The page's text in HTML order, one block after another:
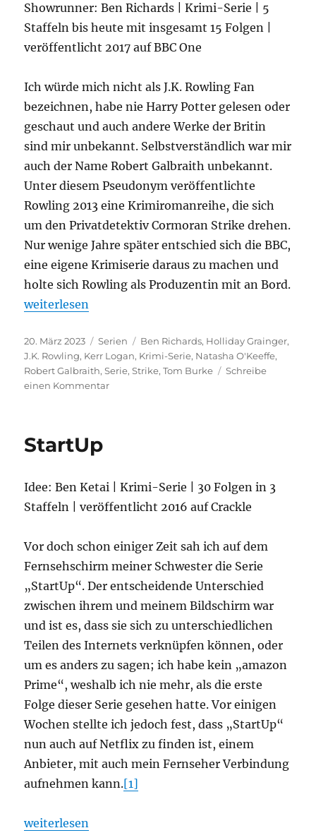
Staffel
2
Showrunner: Ben Richards | Krimi-Serie | 5
Staffeln bis heute mit insgesamt 15 Folgen |
veröffentlicht 2017 auf BBC One
Ich würde mich nicht als J.K. Rowling Fan
bezeichnen, habe nie Harry Potter gelesen oder
geschaut und auch andere Werke der Britin
sind mir unbekannt. Selbstverständlich war mir
auch der Name Robert Galbraith unbekannt.
Unter diesem Pseudonym veröffentlichte
Rowling 2013 eine Krimiromanreihe, die sich
um den Privatdetektiv Cormoran Strike drehen.
Nur wenige Jahre später entschied sich die BBC,
eine eigene Krimiserie daraus zu machen und
holte sich Rowling als Produzentin mit an Bord.
„Strike“
weiterlesen
Veröffentlicht
am
20. März 2023 Kategorien
Serien Schlagwörter
Ben Richards, Holliday Grainger,
J.K. Rowling, Kerr Logan, Krimi-Serie, Natasha O'Keeffe,
Robert Galbraith,Serie,Strike,Tom Burke
Schreibe
einen Kommentarzu
StartUp
Idee: Ben Ketai | Krimi-Serie | 30 Folgen in 3
Staffeln | veröffentlicht 2016 auf Crackle
Vor doch schon einiger Zeit sah ich auf dem
Fernsehschirm meiner Schwester die Serie
„StartUp“. Der entscheidende Unterschied
zwischen ihrem und meinem Bildschirm war
und ist es, dass sie sich zu unterschiedlichen
Teilen des Internets verknüpfen können, oder
um es anders zu sagen; ich habe kein „amazon
Prime“, weshalb ich nie mehr, als die erste
Folge dieser Serie gesehen hatte. Vor einigen
Wochen stellte ich jedoch fest, dass „StartUp“
nun auch auf Netflix zu finden ist, einem
Anbieter, mit auch mein Fernseher Verbindung
aufnehmen kann.[1]
„StartUp“
weiterlesen